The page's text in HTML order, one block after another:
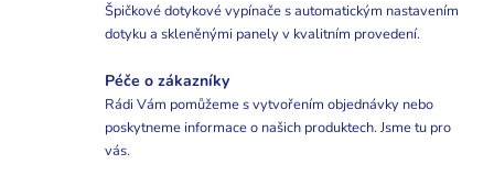
Špičkové dotykové vypínače s automatickým nastavením
dotyku a skleněnými panely v kvalitním provedení.
Péče o zákazníky
Rádi Vám pomůžeme s vytvořením objednávky nebo
poskytneme informace o našich produktech. Jsme tu pro
vás.